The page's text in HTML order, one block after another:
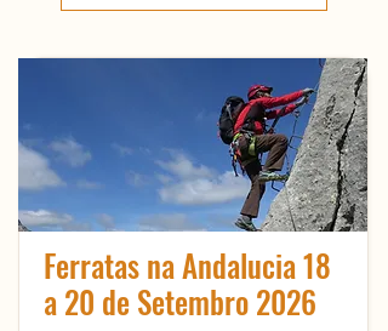
Ferratas na Andalucia 18
a 20 de Setembro 2026